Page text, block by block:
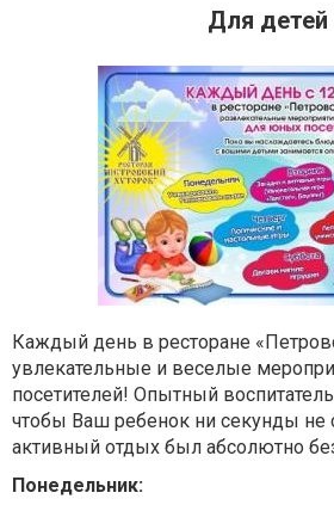
Для детей
Каждый день в ресторане
увлекательные и веселые
посетителей! Опытный
чтобы Ваш ребенок ни секунды не
активный отдых был абсолютно
Понедельник: